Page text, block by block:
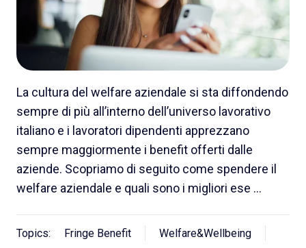
La cultura del welfare aziendale si sta diffondendo
sempre di più all’interno dell’universo lavorativo
italiano e i lavoratori dipendenti apprezzano
sempre maggiormente i benefit offerti dalle
aziende. Scopriamo di seguito come spendere il
welfare aziendale e quali sono i migliori ese …
Topics: Fringe Benefit
Welfare&Wellbeing